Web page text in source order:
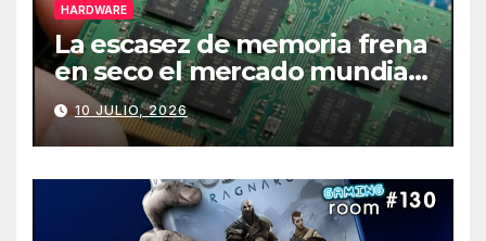
HARDWARE
La escasez de memoria frena
en seco el mercado mundial
de PCs
10 JULIO, 2026